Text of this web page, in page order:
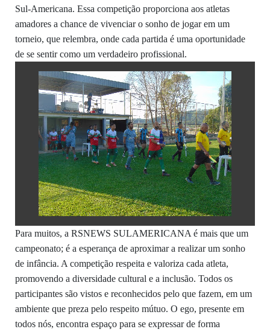
Sul-Americana. Essa competição proporciona aos atletas
amadores a chance de vivenciar o sonho de jogar em um
torneio, que relembra, onde cada partida é uma oportunidade
de se sentir como um verdadeiro profissional.
Para muitos, a RSNEWS SULAMERICANA é mais que um
campeonato; é a esperança de aproximar a realizar um sonho
de infância. A competição respeita e valoriza cada atleta,
promovendo a diversidade cultural e a inclusão. Todos os
participantes são vistos e reconhecidos pelo que fazem, em um
ambiente que preza pelo respeito mútuo. O ego, presente em
todos nós, encontra espaço para se expressar de forma